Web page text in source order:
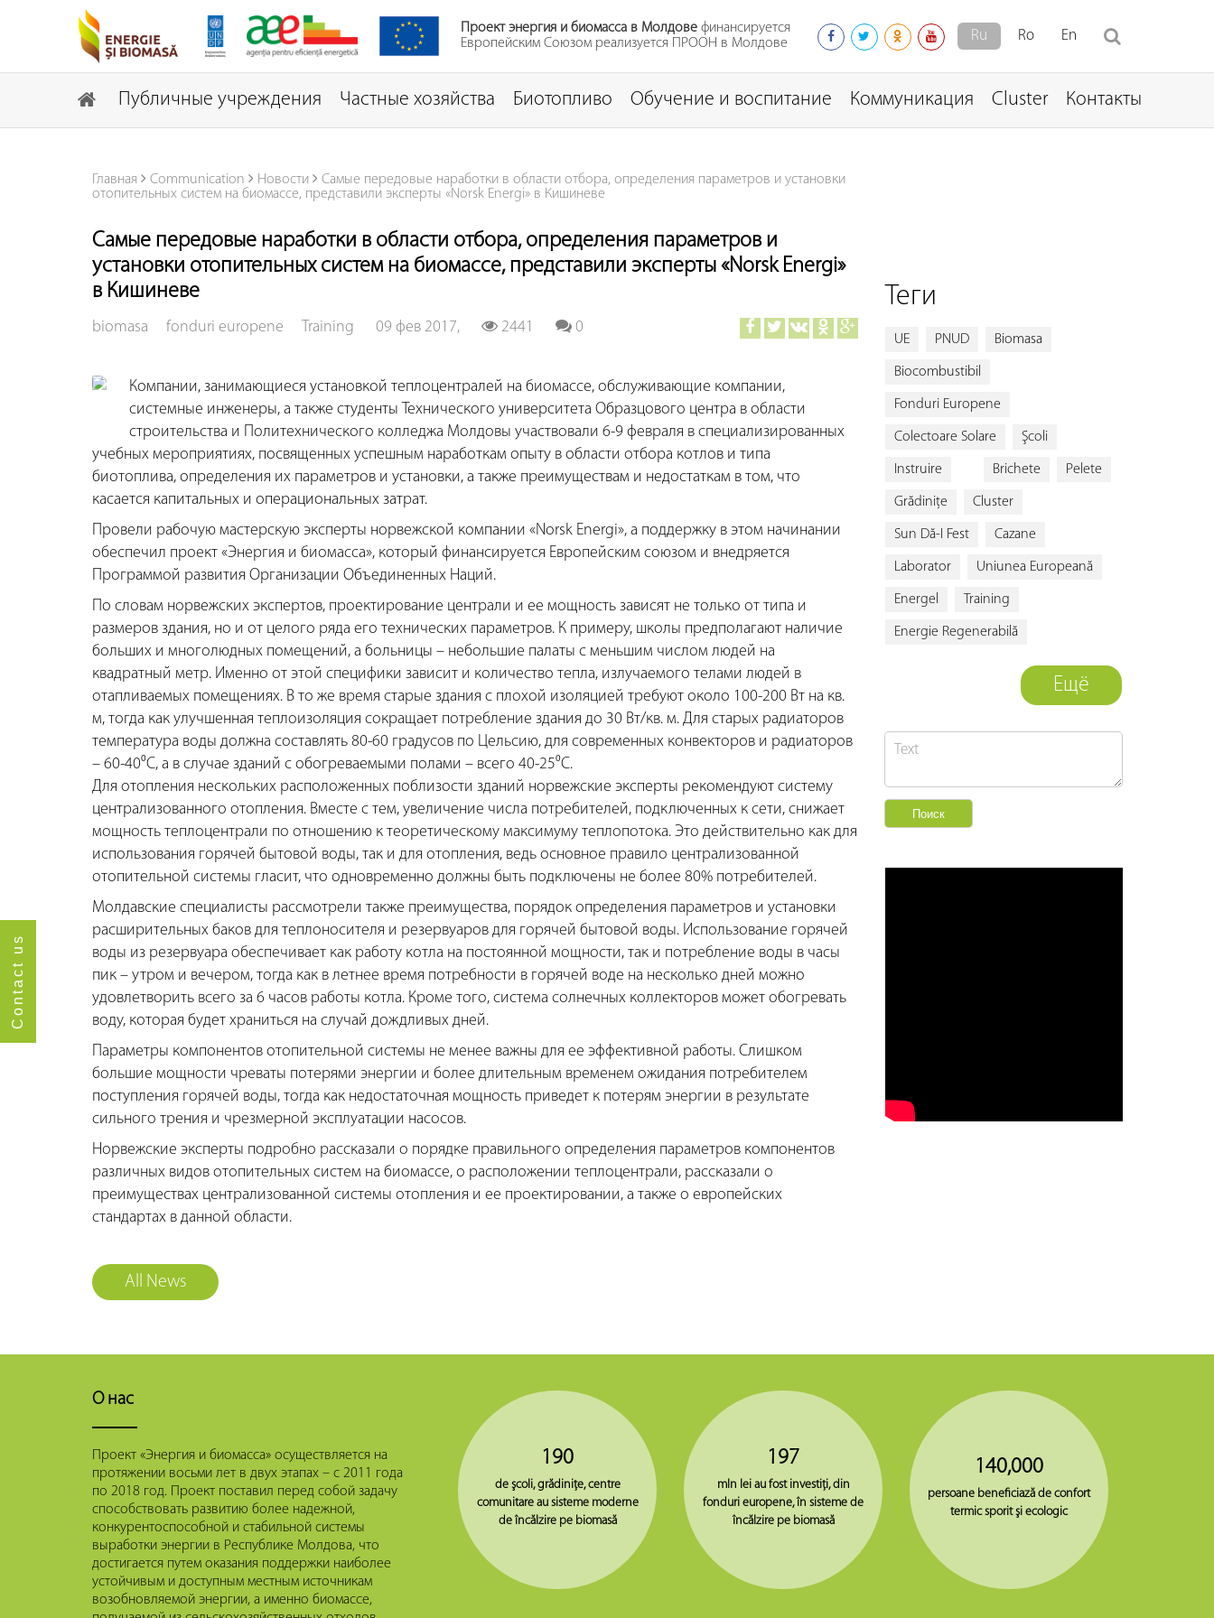
Проект энергия и биомасса в Молдове финансируется
Европейским Союзом реализуется ПРООН в Молдове
Ru Ro En
Публичные учреждения Частные хозяйства Биотопливо Обучение и воспитание Коммуникация Cluster Контакты
Contact us
Главная Communication Новости
Самые передовые наработки в области отбора, определения параметров и установки
отопительных систем на биомассе, представили эксперты «Norsk Energi» в Кишиневе
Самые передовые наработки в области отбора, определения параметров и
установки отопительных систем на биомассе, представили эксперты «Norsk Energi»
в Кишиневе
biomasa fonduri europene Training 09 фев 2017, 2441 0
Компании, занимающиеся установкой теплоцентралей на биомассе, обслуживающие компании,
системные инженеры, а также студенты Технического университета Образцового центра в области
строительства и Политехнического колледжа Молдовы участвовали 6-9 февраля в специализированных
учебных мероприятиях, посвященных успешным наработкам опыту в области отбора котлов и типа
биотоплива, определения их параметров и установки, а также преимуществам и недостаткам в том, что
касается капитальных и операциональных затрат.
Провели рабочую мастерскую эксперты норвежской компании «Norsk Energi», а поддержку в этом начинании
обеспечил проект «Энергия и биомасса», который финансируется Европейским союзом и внедряется
Программой развития Организации Объединенных Наций.
По словам норвежских экспертов, проектирование централи и ее мощность зависят не только от типа и
размеров здания, но и от целого ряда его технических параметров. К примеру, школы предполагают наличие
больших и многолюдных помещений, а больницы – небольшие палаты с меньшим числом людей на
квадратный метр. Именно от этой специфики зависит и количество тепла, излучаемого телами людей в
отапливаемых помещениях. В то же время старые здания с плохой изоляцией требуют около 100-200 Вт на кв.
м, тогда как улучшенная теплоизоляция сокращает потребление здания до 30 Вт/кв. м. Для старых радиаторов
температура воды должна составлять 80-60 градусов по Цельсию, для современных конвекторов и радиаторов
– 60-40⁰C, а в случае зданий с обогреваемыми полами – всего 40-25⁰C.
Для отопления нескольких расположенных поблизости зданий норвежские эксперты рекомендуют систему
централизованного отопления. Вместе с тем, увеличение числа потребителей, подключенных к сети, снижает
мощность теплоцентрали по отношению к теоретическому максимуму теплопотока. Это действительно как для
использования горячей бытовой воды, так и для отопления, ведь основное правило централизованной
отопительной системы гласит, что одновременно должны быть подключены не более 80% потребителей.
Молдавские специалисты рассмотрели также преимущества, порядок определения параметров и установки
расширительных баков для теплоносителя и резервуаров для горячей бытовой воды. Использование горячей
воды из резервуара обеспечивает как работу котла на постоянной мощности, так и потребление воды в часы
пик – утром и вечером, тогда как в летнее время потребности в горячей воде на несколько дней можно
удовлетворить всего за 6 часов работы котла. Кроме того, система солнечных коллекторов может обогревать
воду, которая будет храниться на случай дождливых дней.
Параметры компонентов отопительной системы не менее важны для ее эффективной работы. Слишком
большие мощности чреваты потерями энергии и более длительным временем ожидания потребителем
поступления горячей воды, тогда как недостаточная мощность приведет к потерям энергии в результате
сильного трения и чрезмерной эксплуатации насосов.
Норвежские эксперты подробно рассказали о порядке правильного определения параметров компонентов
различных видов отопительных систем на биомассе, о расположении теплоцентрали, рассказали о
преимуществах централизованной системы отопления и ее проектировании, а также о европейских
стандартах в данной области.
All News
Теги
UE PNUD Biomasa
Biocombustibil
Fonduri Europene
Colectoare Solare Şcoli
Instruire Brichete Pelete
Grădiniţe Cluster
Sun Dă-I Fest Cazane
Laborator Uniunea Europeană
Energel Training
Energie Regenerabilă
Ещё
О нас
Проект «Энергия и биомасса» осуществляется на
протяжении восьми лет в двух этапах – с 2011 года
по 2018 год. Проект поставил перед собой задачу
способствовать развитию более надежной,
конкурентоспособной и стабильной системы
выработки энергии в Республике Молдова, что
достигается путем оказания поддержки наиболее
устойчивым и доступным местным источникам
возобновляемой энергии, а именно биомассе,
190
de şcoli, grădiniţe, centre
comunitare au sisteme moderne
de încălzire pe biomasă
197
mln lei au fost investiţi, din
fonduri europene, în sisteme de
încălzire pe biomasă
140,000
persoane beneficiază de confort
termic sporit şi ecologic